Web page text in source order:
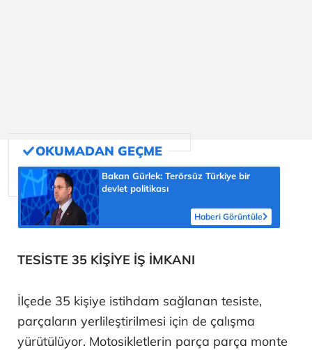
Bakan Gürlek: Terörsüz Türkiye bir
devlet politikası
Haberi Görüntüle
TESİSTE 35 KİŞİYE İŞ İMKANI
İlçede 35 kişiye istihdam sağlanan tesiste,
parçaların yerlileştirilmesi için de çalışma
yürütülüyor. Motosikletlerin parça parça monte